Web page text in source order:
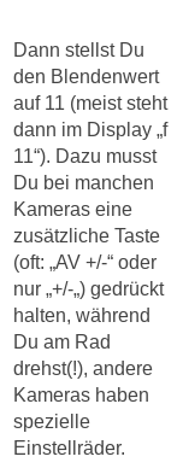
Dann stellst Du
den Blendenwert
auf 11 (meist steht
dann im Display „f
11“). Dazu musst
Du bei manchen
Kameras eine
zusätzliche Taste
(oft: „AV +/-“ oder
nur „+/-„) gedrückt
halten, während
Du am Rad
drehst(!), andere
Kameras haben
spezielle
Einstellräder.